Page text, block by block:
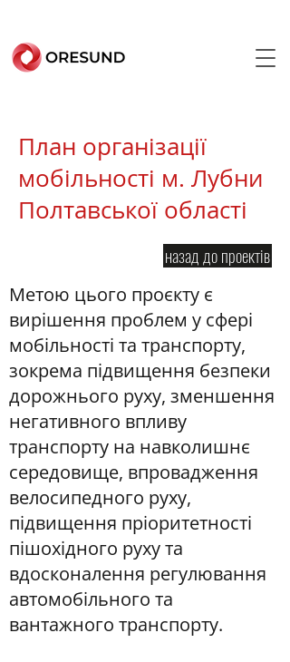
План організації
мобільності м. Лубни
Полтавської області
назад до проектів
Метою цього проєкту є
вирішення проблем у сфері
мобільності та транспорту,
зокрема підвищення безпеки
дорожнього руху, зменшення
негативного впливу
транспорту на навколишнє
середовище, впровадження
велосипедного руху,
підвищення пріоритетності
пішохідного руху та
вдосконалення регулювання
автомобільного та
вантажного транспорту.